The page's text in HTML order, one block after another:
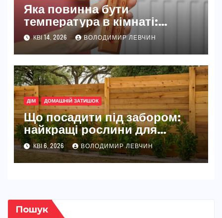
Яка повинна бути
температура в кімнаті:
норми для здоров’я та
справжнього комфорту
КВІ 14, 2026 ВОЛОДИМИР ЛЕВЧИН
ДІМ ДОМАШНІЙ ЗАТИШОК
Що посадити під забором:
найкращі рослини для
красивого та практичного
саду
КВІ 6, 2026 ВОЛОДИМИР ЛЕВЧИН
Пошук